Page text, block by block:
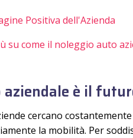
Positiva dell'Azienda
su come il noleggio auto
è il
cercano
la mobilità. Per